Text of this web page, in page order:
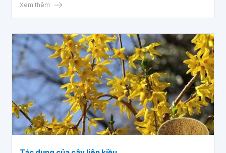
Xem thêm